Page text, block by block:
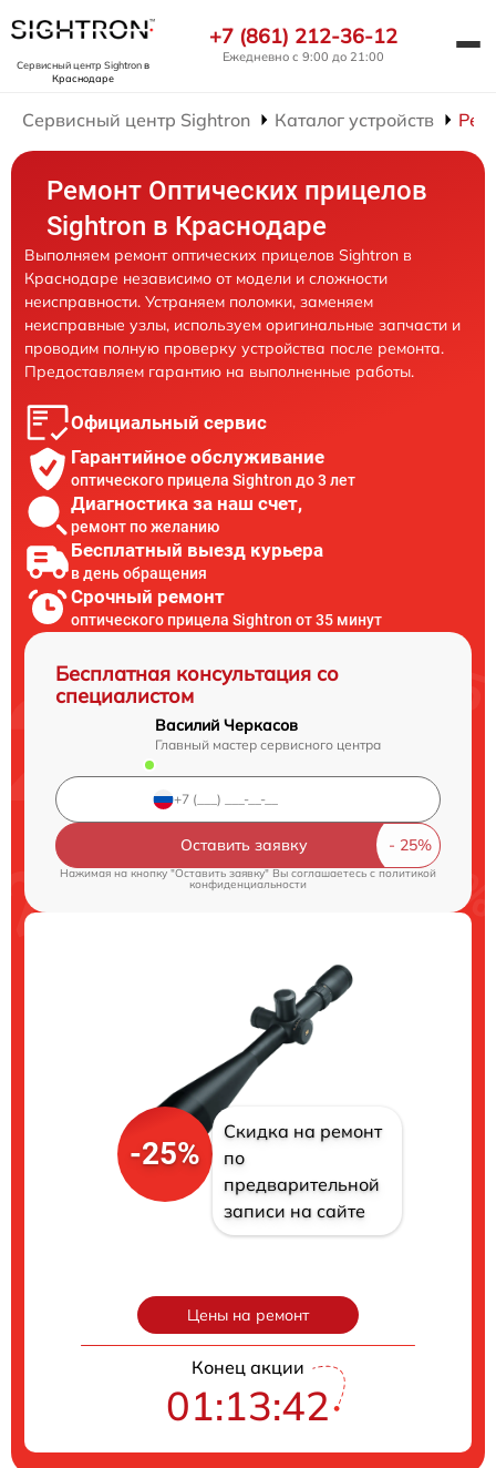
Сервисный центр Sightronв
Краснодаре
+7 (861) 212-36-12
Ежедневно с 9:00 до 21:00
Сервисный центр Sightron Каталог устройств
Ремонт Оптических прицелов
Sightron в Краснодаре
Выполняем ремонт оптических прицелов Sightron в
Краснодаре независимо от модели и сложности
неисправности. Устраняем поломки, заменяем
неисправные узлы, используем оригинальные запчасти и
проводим полную проверку устройства после ремонта.
Предоставляем гарантию на выполненные работы.
Официальный сервис
Гарантийное обслуживание
оптического прицела Sightron до 3 лет
Диагностика за наш счет,
ремонт по желанию
Бесплатный выезд курьера
в день обращения
Срочный ремонт
оптического прицела Sightron от 35 минут
Бесплатная консультация со
специалистом
Василий Черкасов
Главный мастер сервисного центра
Оставить заявку
Нажимая на кнопку "Оставить заявку" Вы соглашаетесь cполитикой
конфиденциальности
-25%
Скидка на ремонт
по
предварительной
записи на сайте
Цены на ремонт
Конец акции
01:13:41